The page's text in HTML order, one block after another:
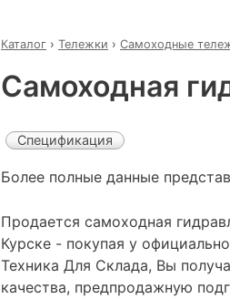
Каталог › Тележки › Самоходные
Самоходная
Спецификация
Более полные данные
Продается самоходная
Курске - покупая у
Техника Для Склада, Вы
качества, предпродажную